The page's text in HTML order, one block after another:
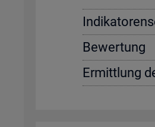
Be­wer­tung
Er­mitt­lung